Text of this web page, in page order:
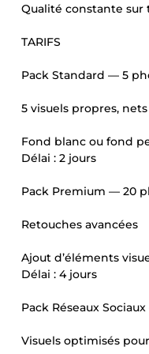
Qualité constante
TARIFS
Pack Standard — 5
5 visuels propres,
Fond blanc ou fond
Délai : 2 jours
Pack Premium — 20
Retouches avancées
Ajout d’éléments
Délai : 4 jours
Pack Réseaux
Visuels optimisés